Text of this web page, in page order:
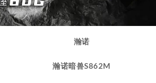
瀚诺
瀚诺暗兽S862M